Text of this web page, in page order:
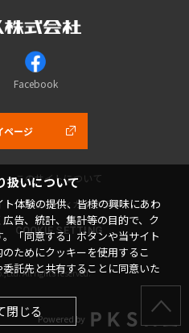
扱いについて
体験の提供、皆様の興味にあわ
告、統計、集計等の目的で、ク
「同意する」ボタンや当サイト
ためにクッキーを使用するこ
託先と共有することに同意いた
閉じる
Facebook
ページ
このサイトについて
コミュニティガイドライン
COOKIE SETTING
All rights reserved.
Powered by